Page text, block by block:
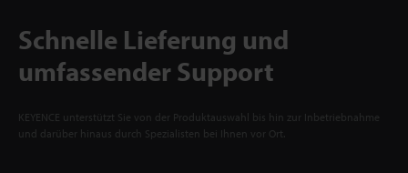
Schnelle Lieferung und
umfassender Support
KEYENCE unterstützt Sie von der Produktauswahl bis hin zur Inbetriebnahme
und darüber hinaus durch Spezialisten bei Ihnen vor Ort.